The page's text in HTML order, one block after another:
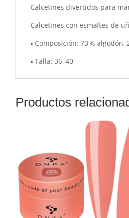
Calcetines divertidos para
Calcetines con esmaltes de
▪ Composición: 73 % algodón,
▪ Talla: 36–40
Productos